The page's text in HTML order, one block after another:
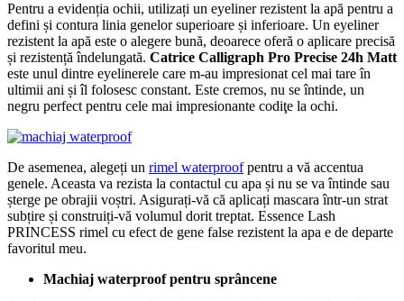
Pentru a evidenția ochii, utilizați un eyeliner rezistent la apă pentru a
defini și contura linia genelor superioare și inferioare. Un eyeliner
rezistent la apă este o alegere bună, deoarece oferă o aplicare precisă
și rezistență îndelungată. Catrice Calligraph Pro Precise 24h Matt
este unul dintre eyelinerele care m-au impresionat cel mai tare în
ultimii ani și îl folosesc constant. Este cremos, nu se întinde, un
negru perfect pentru cele mai impresionante codiţe la ochi.
De asemenea, alegeți un rimel waterproofpentru a vă accentua
genele. Aceasta va rezista la contactul cu apa și nu se va întinde sau
șterge pe obrajii voștri. Asigurați-vă că aplicați mascara într-un strat
subțire și construiți-vă volumul dorit treptat. Essence Lash
PRINCESS rimel cu efect de gene false rezistent la apa e de departe
favoritul meu.
Machiaj waterproof pentru sprâncene